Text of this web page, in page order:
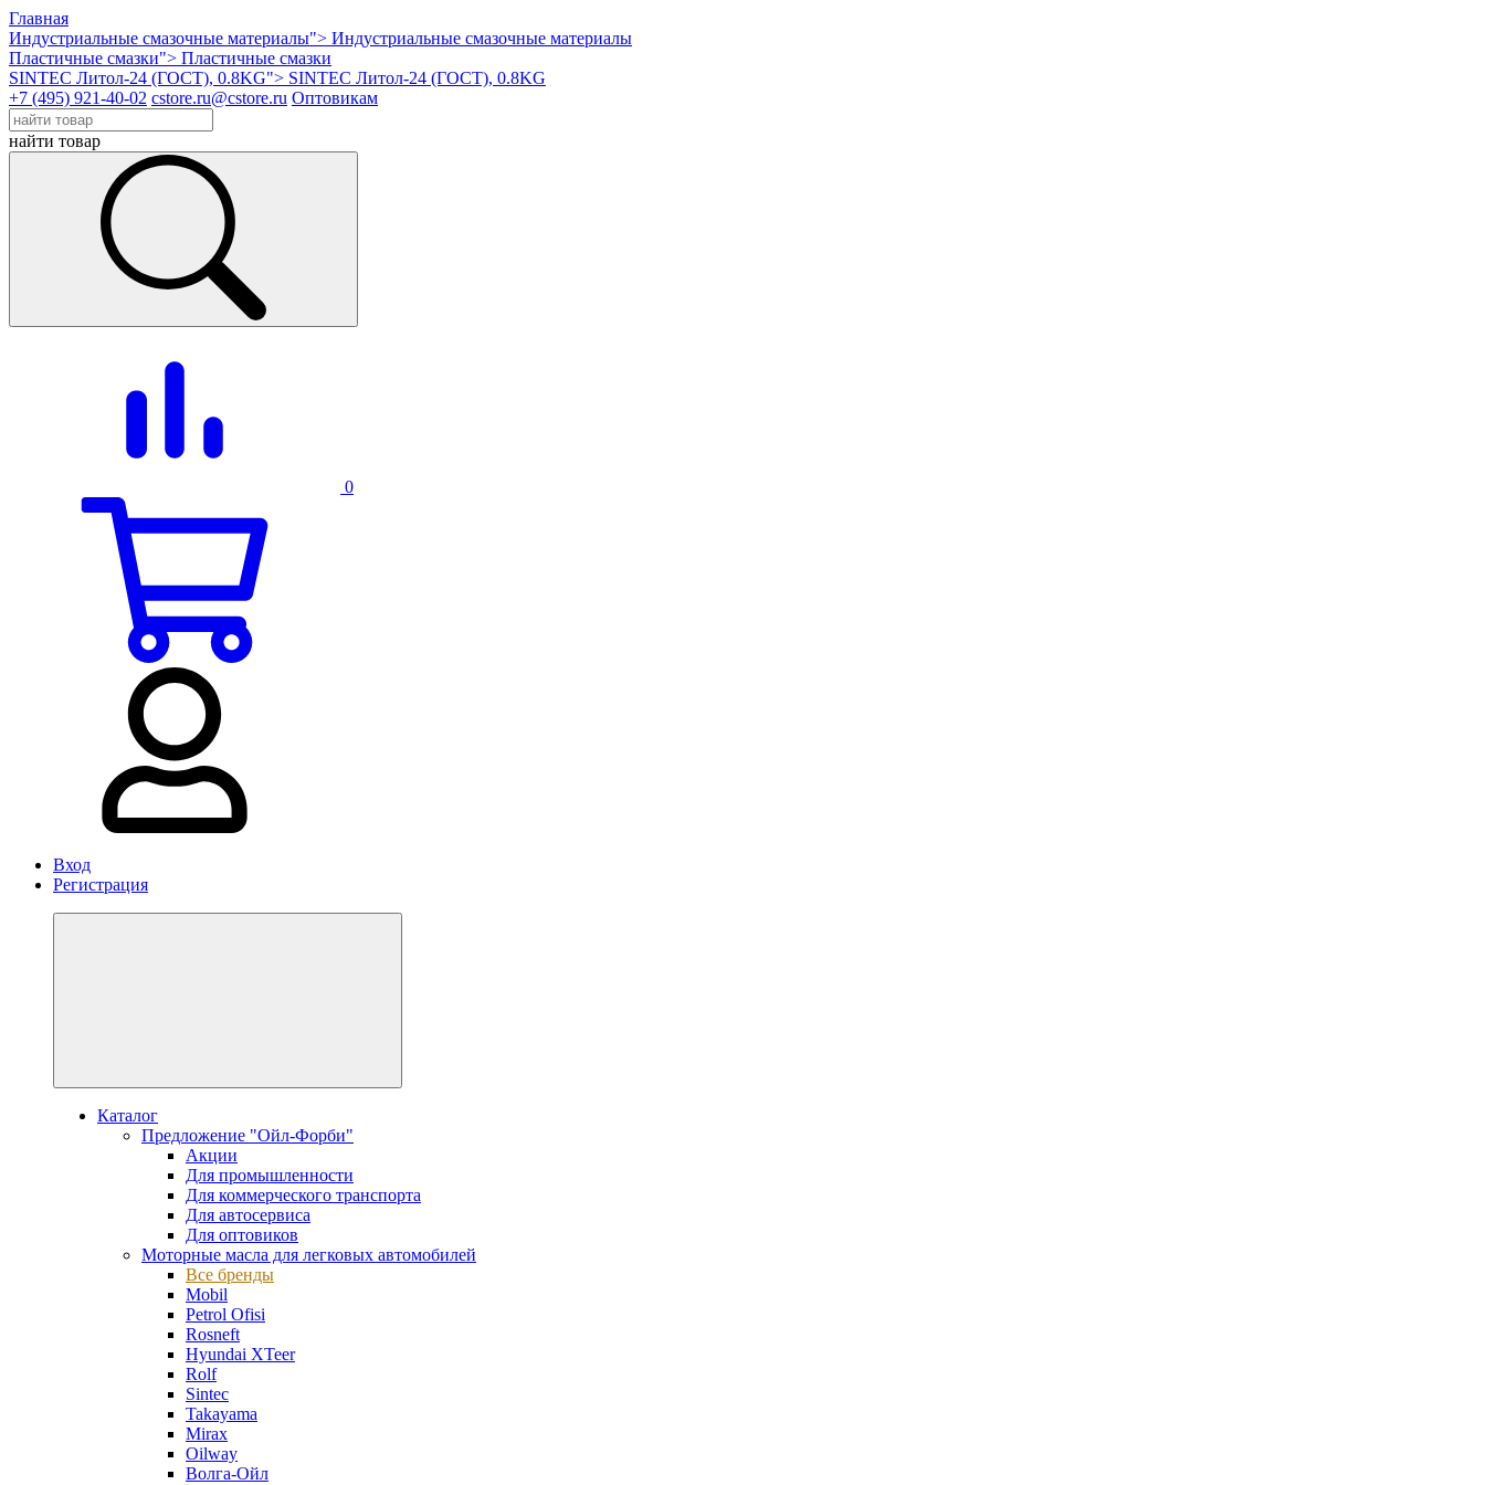
Главная
Индустриальные смазочные материалы"> Индустриальные смазочные материалы
Пластичные смазки"> Пластичные смазки
SINTEC Литол-24 (ГОСТ), 0.8KG"> SINTEC Литол-24 (ГОСТ), 0.8KG
+7 (495) 921-40-02 cstore.ru@cstore.ru Оптовикам
найти товар
0
Вход
Регистрация
Каталог
Предложение "Ойл-Форби"
Акции
Для промышленности
Для коммерческого транспорта
Для автосервиса
Для оптовиков
Моторные масла для легковых автомобилей
Все бренды
Mobil
Petrol Ofisi
Rosneft
Hyundai XTeer
Rolf
Sintec
Takayama
Mirax
Oilway
Волга-Ойл